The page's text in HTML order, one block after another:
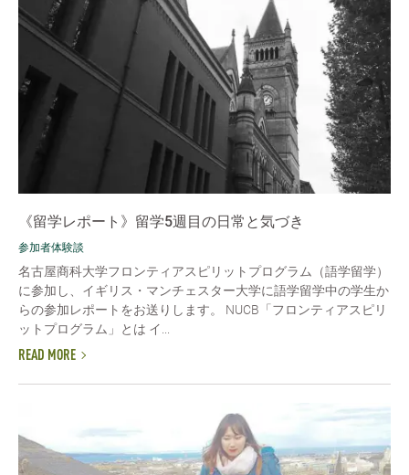
《留学レポート》留学5週目の日常と気づき
参加者体験談
名古屋商科大学フロンティアスピリットプログラム（語学留学）
に参加し、イギリス・マンチェスター大学に語学留学中の学生か
らの参加レポートをお送りします。 NUCB「フロンティアスピリ
ットプログラム」とは イ...
READ MORE